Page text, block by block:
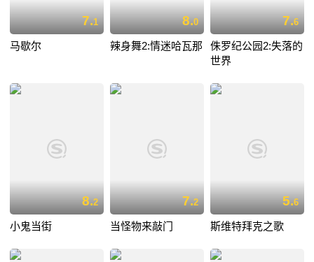
7.1
马歇尔
8.0
辣身舞2:情迷哈瓦那
7.6
侏罗纪公园2:失落的
世界
8.2
小鬼当街
7.2
当怪物来敲门
5.6
斯维特拜克之歌